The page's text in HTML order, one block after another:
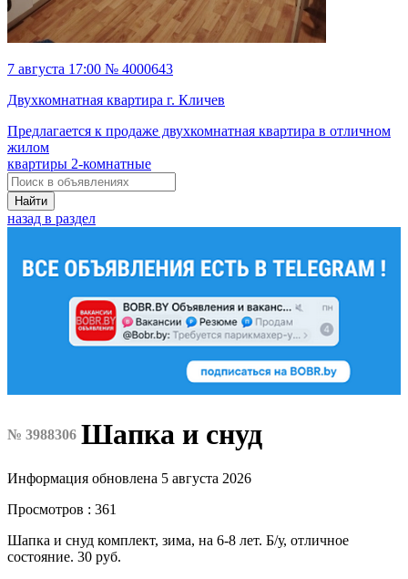
7 августа 17:00 № 4000643
Двухкомнатная квартира г. Кличев
Предлагается к продаже двухкомнатная квартира в отличном
жилом
квартиры 2-комнатные
Найти
назад в раздел
№ 3988306 Шапка и снуд
Информация обновлена 5 августа 2026
Просмотров : 361
Шапка и снуд комплект, зима, на 6-8 лет. Б/у, отличное
состояние. 30 руб.